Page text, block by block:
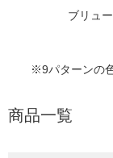
ブリュー
※9パターンの
商品一覧